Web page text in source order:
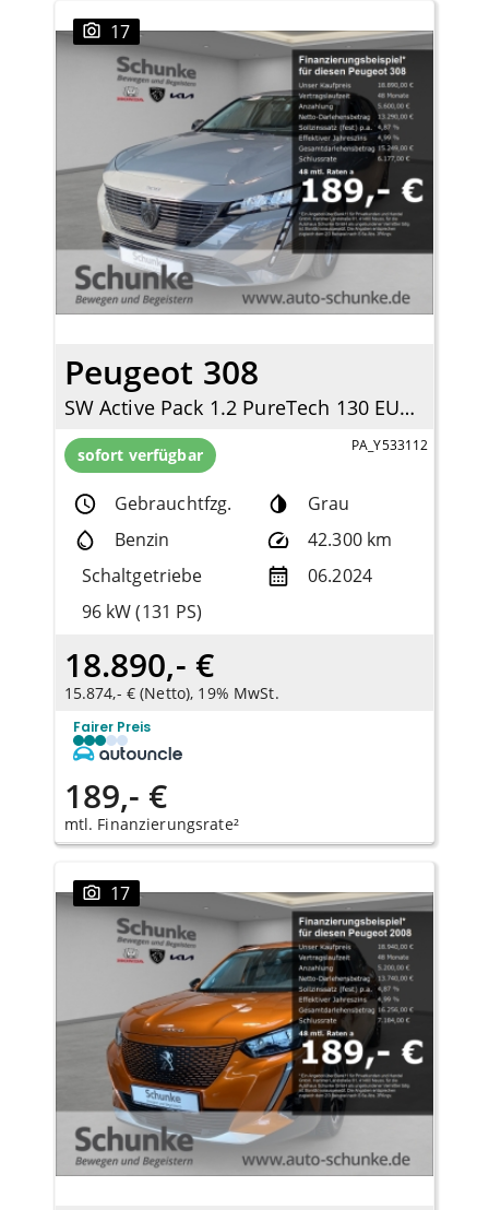
17
Peugeot 308
SW Active Pack 1.2 PureTech 130 EU6d Navi LED Apple CarPlay Android Auto 2-Zonen-Klimaautom
sofort verfügbar PA_Y533112
Gebrauchtfzg.
Grau
Benzin
42.300 km
Schaltgetriebe
06.2024
96 kW (131 PS)
18.890,- €
15.874,- € (Netto), 19% MwSt.
Fairer Preis
189,- €
mtl. Finanzierungsrate²
17